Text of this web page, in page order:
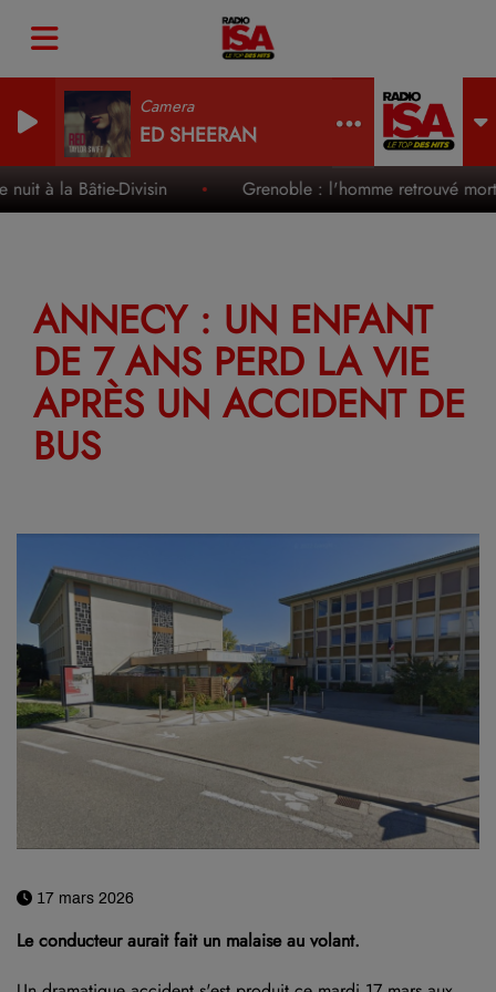
Camera
ED SHEERAN
à la Bâtie-Divisin Grenoble : l'homme retrouvé
ANNECY : UN ENFANT
DE 7 ANS PERD LA VIE
APRÈS UN ACCIDENT DE
BUS
17 mars 2026
Le conducteur aurait fait un malaise au volant.